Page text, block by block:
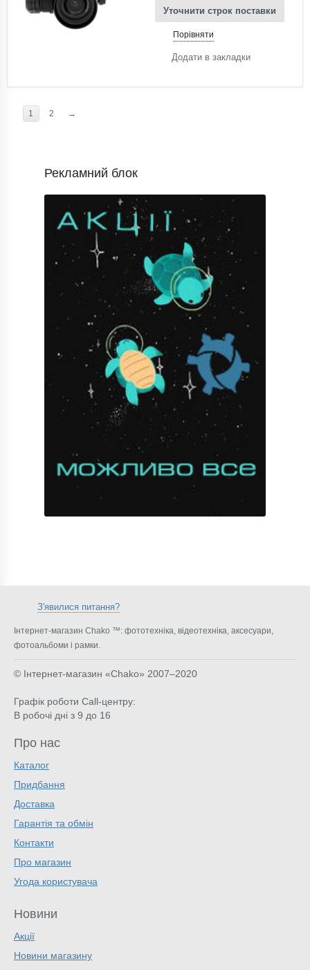
Уточнити строк поставки
Порівняти
Додати в закладки
1 2 →
Рекламний блок
З'явилися питання?
Інтернет-магазин Chako ™: фототехніка, відеотехніка, аксесуари,
фотоальбоми і рамки.
© Інтернет-магазин «Chako» 2007–2020
Графік роботи Call-центру:
В робочі дні з 9 до 16
Про нас
Каталог
Придбання
Доставка
Гарантія та обмін
Контакти
Про магазин
Угода користувача
Новини
Акції
Новини магазину